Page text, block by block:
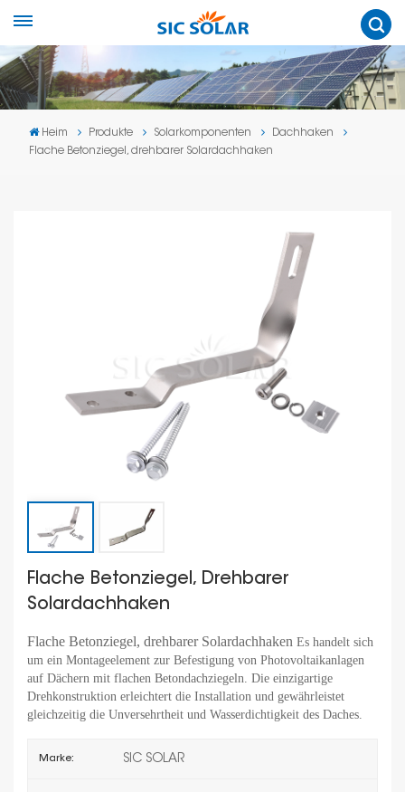
Heim Produkte Solarkomponenten
Dachhaken
Flache Betonziegel, drehbarer Solardachhaken
Flache Betonziegel, Drehbarer
Solardachhaken
Flache Betonziegel, drehbarer Solardachhaken Es handelt sich
um ein Montageelement zur Befestigung von Photovoltaikanlagen
auf Dächern mit flachen Betondachziegeln. Die einzigartige
Drehkonstruktion erleichtert die Installation und gewährleistet
gleichzeitig die Unversehrtheit und Wasserdichtigkeit des Daches.
Marke: SIC SOLAR